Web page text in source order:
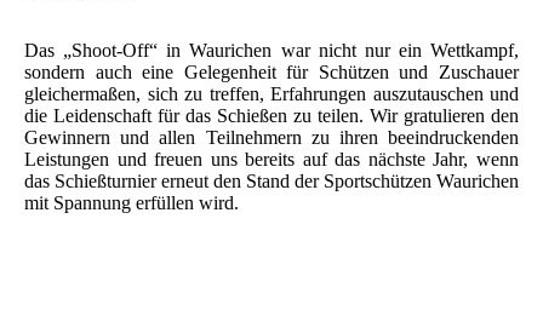
Das „Shoot-Off“ in Waurichen war nicht nur ein Wettkampf,
sondern auch eine Gelegenheit für Schützen und Zuschauer
gleichermaßen, sich zu treffen, Erfahrungen auszutauschen und
die Leidenschaft für das Schießen zu teilen. Wir gratulieren den
Gewinnern und allen Teilnehmern zu ihren beeindruckenden
Leistungen und freuen uns bereits auf das nächste Jahr, wenn
das Schießturnier erneut den Stand der Sportschützen Waurichen
mit Spannung erfüllen wird.